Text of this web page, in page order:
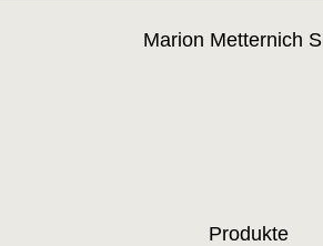
Marion Metternich
Produkte